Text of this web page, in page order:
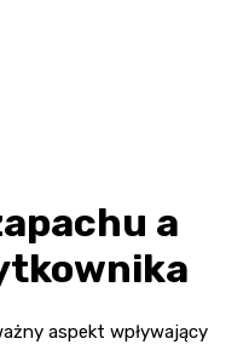
a
aspekt wpływający